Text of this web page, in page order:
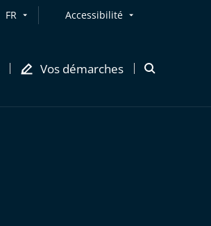
FR Accessibilité
Vos démarches
Ouvrir